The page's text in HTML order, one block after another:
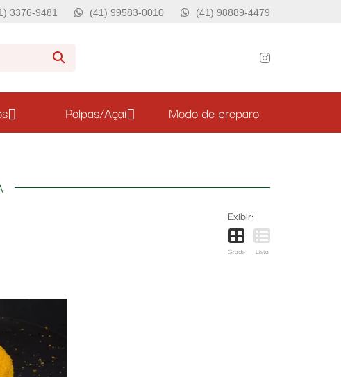
3376-9481 (41) 99583-0010 (41) 98889-4479
Polpas/Açaí Modo de preparo
Exibir:
Grade Lista